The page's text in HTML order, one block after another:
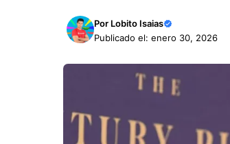
Por Lobito Isaias
Publicado el: enero 30, 2026